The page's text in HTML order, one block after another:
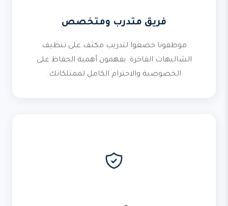
فريق متدرب ومتخصص
موظفونا خضعوا لتدريب مكثف على تنظيف
الشاليهات الفاخرة. يفهمون أهمية الحفاظ على
الخصوصية والاحترام الكامل لممتلكاتك.